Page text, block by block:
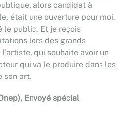
alors candidat à
était une ouverture pour moi.
le public. Et je reçois
lors des grands
qui souhaite avoir un
qui va le produire dans les
son art.
Envoyé spécial